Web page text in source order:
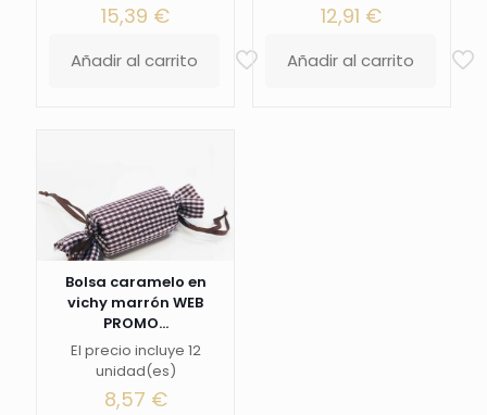
15,39 €
Añadir al carrito
12,91 €
Añadir al carrito
Bolsa caramelo en
vichy marrón WEB
PROMO...
El precio incluye 12
unidad(es)
8,57 €